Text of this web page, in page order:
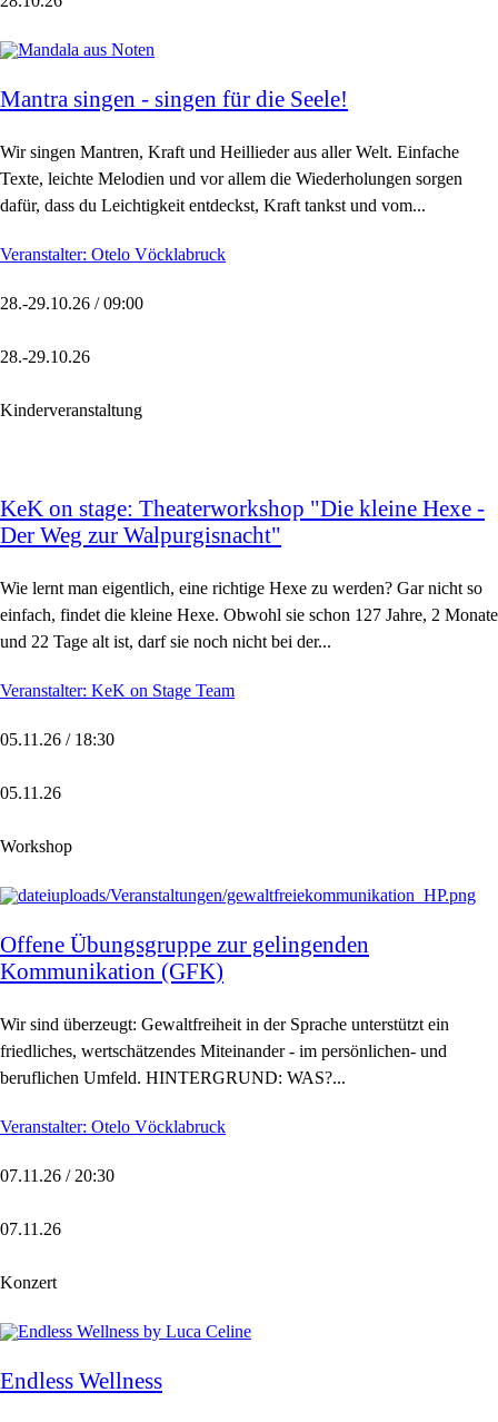
Mantra singen - singen für die Seele!
Wir singen Mantren, Kraft und Heillieder aus aller Welt. Einfache
Texte, leichte Melodien und vor allem die Wiederholungen sorgen
dafür, dass du Leichtigkeit entdeckst, Kraft tankst und vom...
Veranstalter: Otelo Vöcklabruck
28.-29.10.26 / 09:00
28.-29.10.26
Kinderveranstaltung
KeK on stage: Theaterworkshop "Die kleine Hexe -
Der Weg zur Walpurgisnacht"
Wie lernt man eigentlich, eine richtige Hexe zu werden? Gar nicht so
einfach, findet die kleine Hexe. Obwohl sie schon 127 Jahre, 2 Monate
und 22 Tage alt ist, darf sie noch nicht bei der...
Veranstalter: KeK on Stage Team
05.11.26 / 18:30
05.11.26
Workshop
Offene Übungsgruppe zur gelingenden
Kommunikation (GFK)
Wir sind überzeugt: Gewaltfreiheit in der Sprache unterstützt ein
friedliches, wertschätzendes Miteinander - im persönlichen- und
beruflichen Umfeld. HINTERGRUND: WAS?...
Veranstalter: Otelo Vöcklabruck
07.11.26 / 20:30
07.11.26
Konzert
Endless Wellness